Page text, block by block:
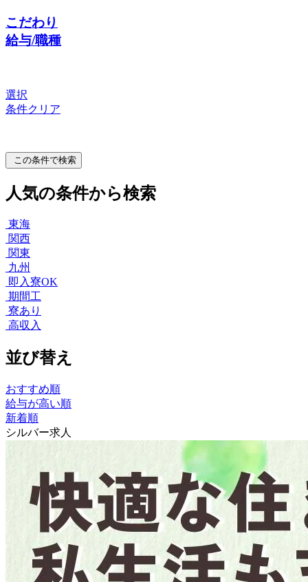
こだわり
給与/職種
選択
条件クリア
この条件で検索
人気の条件から検索
東海
関西
関東
九州
即入寮OK
期間工
寮あり
高収入
並び替え
おすすめ順
給与が高い順
新着順
シルバー求人